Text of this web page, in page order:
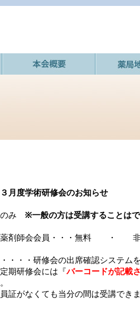
３月度学術研修会のお知らせ
のみ ※一般の方は受講することはで
薬剤師会会員・・・無料 ・ 非
・・・研修会の出席確認システム
期研修会には『バーコードが記載
証がなくても当分の間は受講できま